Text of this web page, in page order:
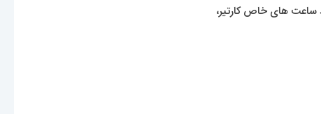
ساعت های خاص کارتیر،